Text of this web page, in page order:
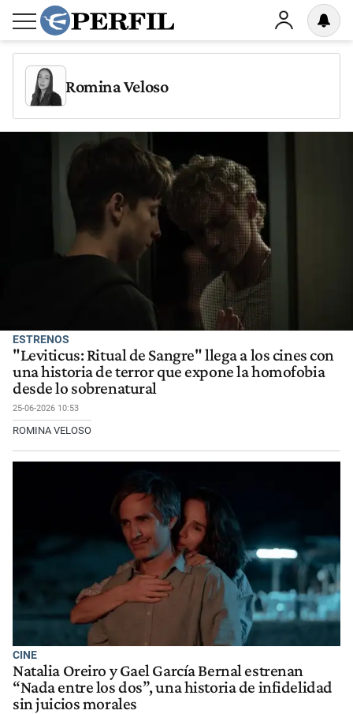
Romina Veloso
ESTRENOS
"Leviticus: Ritual de Sangre" llega a los cines con
una historia de terror que expone la homofobia
desde lo sobrenatural
25-06-2026 10:53
ROMINA VELOSO
CINE
Natalia Oreiro y Gael García Bernal estrenan
“Nada entre los dos”, una historia de infidelidad
sin juicios morales